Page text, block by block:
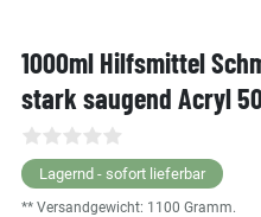
1000ml Hilfsmittel
stark saugend Acryl
Lagernd - sofort lieferbar
** Versandgewicht: 1100 Gramm.